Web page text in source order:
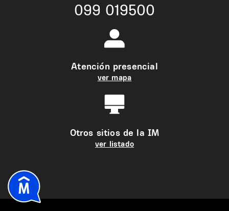
099 019500
Atención presencial
ver mapa
Otros sitios de la IM
ver listado